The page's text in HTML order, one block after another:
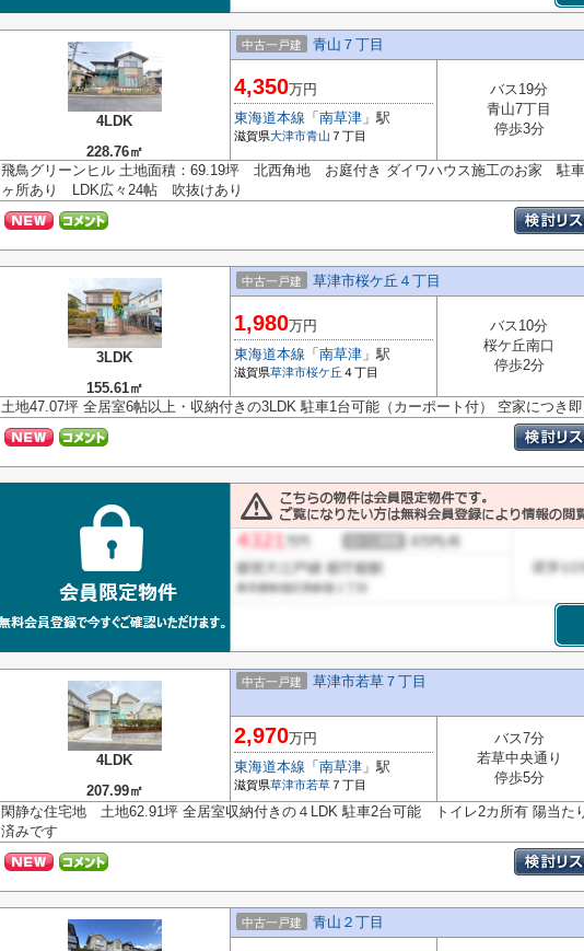
4LDK
228.76㎡
中古一戸建 青山７丁目
4,350万円
東海道本線 「 南草津 」駅
滋賀県大津市青山 ７丁目
バス19分
青山7丁目
停歩3分
飛鳥グリーンヒル 土地面積：69.19坪 北西角地 お庭付き ダイワハウス施工のお家 駐
ヶ所あり LDK広々24帖 吹抜けあり
3LDK
155.61㎡
中古一戸建 草津市桜ケ丘４丁目
1,980万円
東海道本線 「 南草津 」駅
滋賀県草津市桜ケ丘 ４丁目
バス10分
桜ケ丘南口
停歩2分
土地47.07坪 全居室6帖以上・収納付きの3LDK 駐車1台可能（カーポート付） 空家につき
4LDK
207.99㎡
中古一戸建 草津市若草７丁目
2,970万円
東海道本線 「 南草津 」駅
滋賀県草津市若草 ７丁目
バス7分
若草中央通り
停歩5分
閑静な住宅地 土地62.91坪 全居室収納付きの４LDK 駐車2台可能 トイレ2カ所有 陽当た
済みです
中古一戸建 青山２丁目